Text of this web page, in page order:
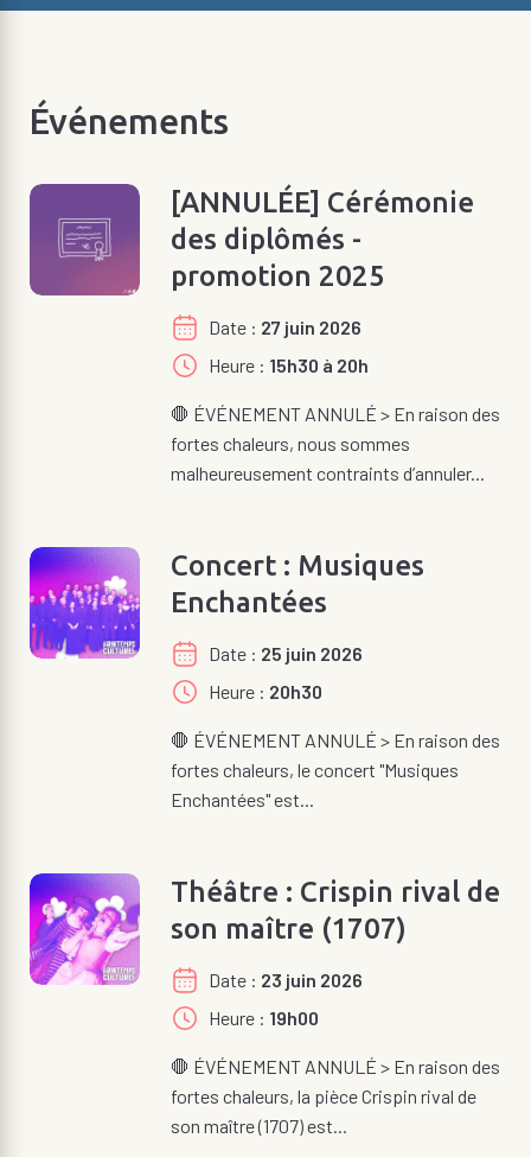
Événements
[ANNULÉE] Cérémonie
des diplômés -
promotion 2025
Date
27 juin 2026
Heure
15h30 à 20h
🛑 ÉVÉNEMENT ANNULÉ > En raison des
fortes chaleurs, nous sommes
malheureusement contraints d’annuler...
Concert : Musiques
Enchantées
Date
25 juin 2026
Heure
20h30
🛑 ÉVÉNEMENT ANNULÉ > En raison des
fortes chaleurs, le concert "Musiques
Enchantées" est...
Théâtre : Crispin rival de
son maître (1707)
Date
23 juin 2026
Heure
19h00
🛑 ÉVÉNEMENT ANNULÉ > En raison des
fortes chaleurs, la pièce Crispin rival de
son maître (1707) est...